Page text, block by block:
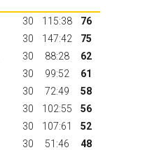
30 115:38
76
30 147:42
75
30 88:28
62
30 99:52
61
30 72:49
58
30 102:55
56
30 107:61
52
30 51:46
48